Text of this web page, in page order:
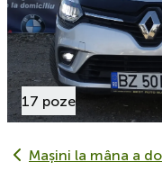
17 poze
Mașini la mâna a